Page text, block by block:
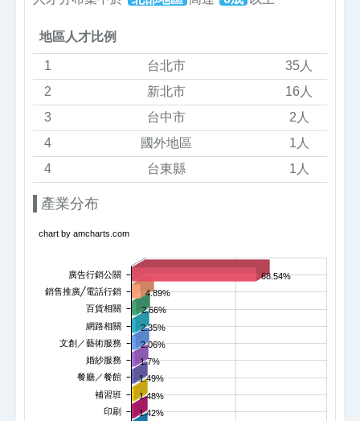
地區人才比例
1 台北市
35人
2
新北市
16人
3
台中市
2人
4
國外地區
1人
4
台東縣 1人
產業分布
廣告行銷公關
銷售推廣╱電話行銷
百貨相關
網路相關
文創／藝術服務
婚紗服務
餐廳／餐館
補習班
印刷
68.54%
4.89%
2.66%
2.35%
2.06%
1.7%
1.49%
1.48%
1.42%
chart by amcharts.com